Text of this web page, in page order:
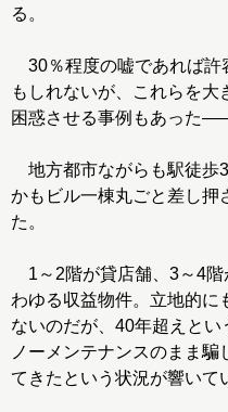
る。
30％程度の嘘であれば許
もしれないが、これらを大
困惑させる事例もあった
地方都市ながらも駅徒歩
かもビル一棟丸ごと差し押
た。
1～2階が貸店舗、3～4階
わゆる収益物件。立地的に
ないのだが、40年超えと
ノーメンテナンスのまま騙
てきたという状況が響いて